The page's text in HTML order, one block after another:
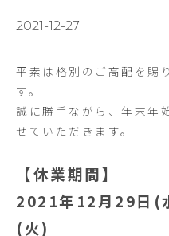
2021-12-27
平素は格別のご高配を賜
す。
誠に勝手ながら、年末年
せていただきます。
【休業期間】
2021年12月29日(
(火)